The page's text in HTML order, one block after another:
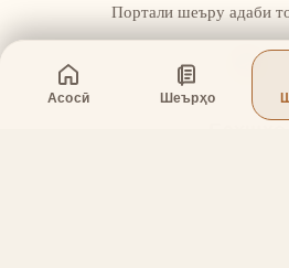
Асосӣ Шеърҳо
Портали шеъру адаби